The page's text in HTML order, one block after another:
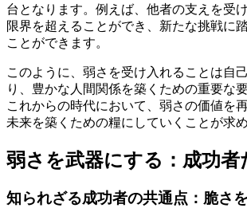
台となります。例えば、他者の支えを受
限界を超えることができ、新たな挑戦に
ことができます。
このように、弱さを受け入れることは自
り、豊かな人間関係を築くための重要な
これからの時代において、弱さの価値を
未来を築くための糧にしていくことが求め
弱さを武器にする：成功者
知られざる成功者の共通点：脆さ